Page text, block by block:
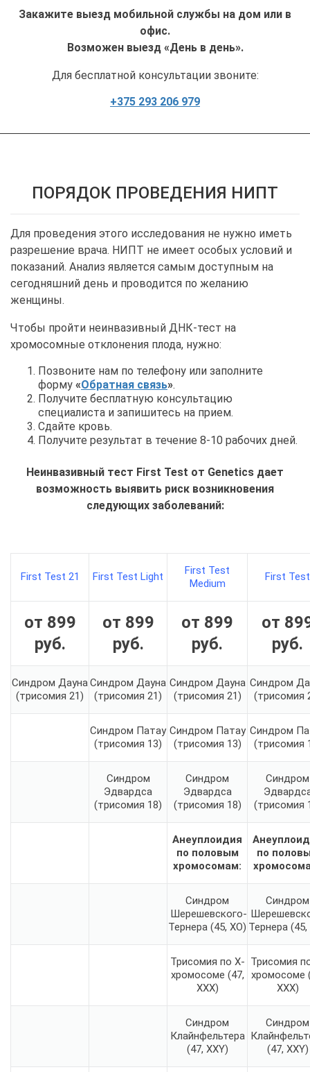
Закажите выезд мобильной службы на дом или в
офис.
Возможен выезд «День в день».
Для бесплатной консультации звоните:
+375 293 206 979
ПОРЯДОК ПРОВЕДЕНИЯ НИПТ
Для проведения этого исследования не нужно иметь
разрешение врача. НИПТ не имеет особых условий и
показаний. Анализ является самым доступным на
сегодняшний день и проводится по желанию
женщины.
Чтобы пройти неинвазивный ДНК-тест на
хромосомные отклонения плода, нужно:
Позвоните нам по телефону или заполните
форму «Обратная связь».
Получите бесплатную консультацию
специалиста и запишитесь на прием.
Сдайте кровь.
Получите результат в течение 8-10 рабочих дней.
Неинвазивный тест First Test от Genetics дает
возможность выявить риск возникновения
следующих заболеваний:
First Test 21 First Test Light
First Test
Medium
First Test
от 899
руб.
от 899
руб.
от 899
руб.
от
руб.
Синдром Дауна
(трисомия 21)
Синдром Дауна
(трисомия 21)
Синдром Дауна
(трисомия 21)
Синдром
(трисомия
Синдром Патау
(трисомия 13)
Синдром Патау
(трисомия 13)
Синдром
(трисомия
Синдром
Эдвардса
(трисомия 18)
Синдром
Эдвардса
(трисомия 18)
Синдром
(трисомия
Анеуплоидия
по половым
хромосомам:
по
Синдром
Шерешевского-
Тернера (45, XO)
Синдром
Тернера (45,
Трисомия по X-
хромосоме (47,
XXX)
Трисомия
хромосоме
XXX)
Синдром
Клайнфельтера
(47, XXY)
Синдром
(47, XXY)